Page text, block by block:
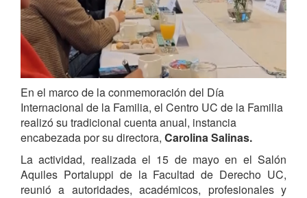
En el marco de la conmemoración del Día
Internacional de la Familia, el Centro UC de la Familia
realizó su tradicional cuenta anual, instancia
encabezada por su directora, Carolina Salinas.
La actividad, realizada el 15 de mayo en el Salón
Aquiles Portaluppi de la Facultad de Derecho UC,
reunió a autoridades, académicos, profesionales y